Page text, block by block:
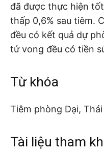
đã được thực hiện
thấp 0,6% sau tiêm.
đều có kết quả dự
tử vong đều có tiền
Từ khóa
Tiêm phòng Dại,
Tài liệu tham